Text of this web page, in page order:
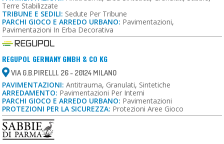
Terre Stabilizzate
TRIBUNE E SEDILI: Sedute Per Tribune
PARCHI GIOCO E ARREDO URBANO: Pavimentazioni,
Pavimentazioni In Erba Decorativa
REGUPOL GERMANY GMBH & CO KG
VIA G.B.PIRELLI, 26 - 20124 MILANO
PAVIMENTAZIONI: Antitrauma, Granulati, Sintetiche
ARREDAMENTO: Pavimentazioni Per Interni
PARCHI GIOCO E ARREDO URBANO: Pavimentazioni
PROTEZIONI PER LA SICUREZZA: Protezioni Aree Gioco